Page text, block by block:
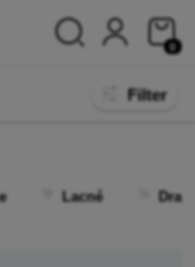
0
Filter
Lacné